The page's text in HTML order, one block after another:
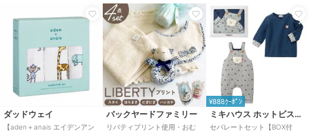
ダッドウェイ
【aden＋anais エイデンアン
バックヤードファミリー
リバティプリント使用・おむ
¥888ｸｰﾎﾟﾝ
ミキハウス ホットビスケッツ
セパレートセット【BOX付